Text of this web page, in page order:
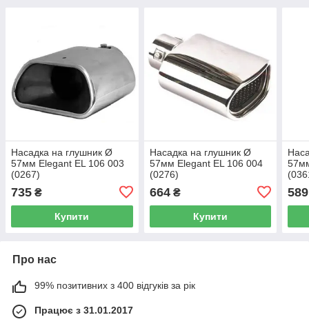
Насадка на глушник Ø
57мм Elegant EL 106 003
(0267)
735 ₴
Купити
Насадка на глушник Ø
57мм Elegant EL 106 004
(0276)
664₴
Купити
589
Про нас
99% позитивних з 400 відгуків за рік
Працює з 31.01.2017